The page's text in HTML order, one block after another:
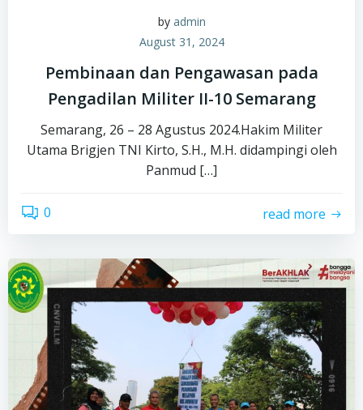
by admin
August 31, 2024
Pembinaan dan Pengawasan pada
Pengadilan Militer II-10 Semarang
Semarang, 26 – 28 Agustus 2024.Hakim Militer
Utama Brigjen TNI Kirto, S.H., M.H. didampingi oleh
Panmud […]
0 read more